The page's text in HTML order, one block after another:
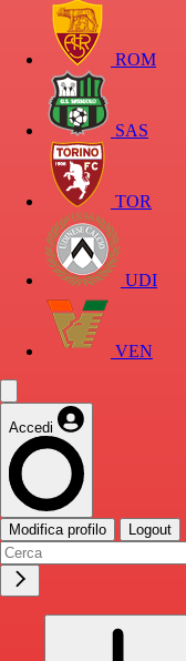
ROM
SAS
TOR
UDI
VEN
Accedi
Modifica profilo Logout